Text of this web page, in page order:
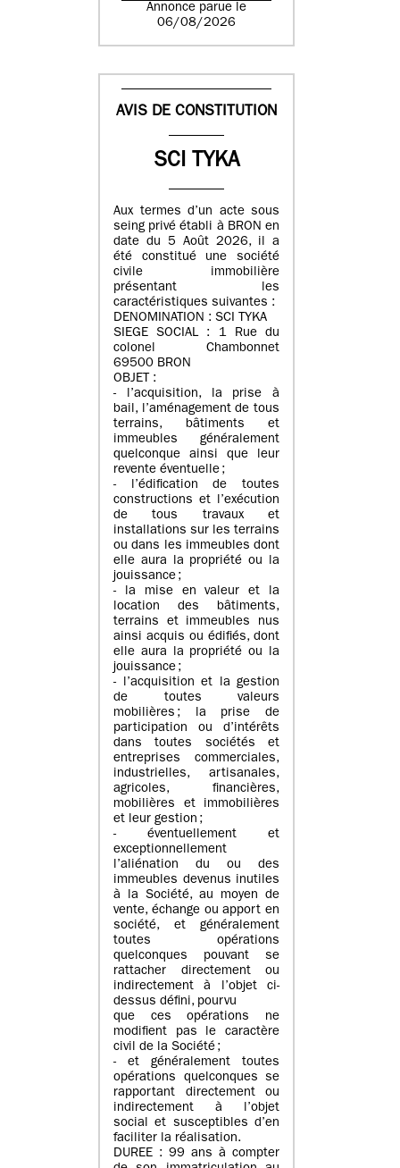
Annonce parue le
06/08/2026
AVIS DE CONSTITUTION
SCI TYKA
Aux termes d’un acte sous
seing privé établi à BRON en
date du 5 Août 2026, il a
été constitué une société
civile immobilière
présentant les
caractéristiques suivantes :
DENOMINATION : SCI TYKA
SIEGE SOCIAL : 1 Rue du
colonel Chambonnet
69500 BRON
OBJET :
- l’acquisition, la prise à
bail, l’aménagement de tous
terrains, bâtiments et
immeubles généralement
quelconque ainsi que leur
revente éventuelle ;
- l’édification de toutes
constructions et l’exécution
de tous travaux et
installations sur les terrains
ou dans les immeubles dont
elle aura la propriété ou la
jouissance ;
- la mise en valeur et la
location des bâtiments,
terrains et immeubles nus
ainsi acquis ou édifiés, dont
elle aura la propriété ou la
jouissance ;
- l’acquisition et la gestion
de toutes valeurs
mobilières ; la prise de
participation ou d’intérêts
dans toutes sociétés et
entreprises commerciales,
industrielles, artisanales,
agricoles, financières,
mobilières et immobilières
et leur gestion ;
- éventuellement et
exceptionnellement
l’aliénation du ou des
immeubles devenus inutiles
à la Société, au moyen de
vente, échange ou apport en
société, et généralement
toutes opérations
quelconques pouvant se
rattacher directement ou
indirectement à l’objet ci-
dessus défini, pourvu
que ces opérations ne
modifient pas le caractère
civil de la Société ;
- et généralement toutes
opérations quelconques se
rapportant directement ou
indirectement à l’objet
social et susceptibles d’en
faciliter la réalisation.
DUREE : 99 ans à compter